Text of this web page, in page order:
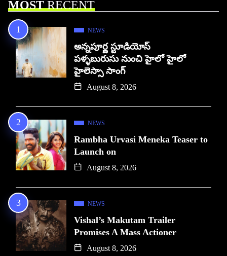
MOSTRECENT
NEWS
అన్నపూర్ణ స్టూడియోస్
పళ్ళబురుసు నుంచి హైలో హైలో
హైలెస్సా సాంగ్
August 8, 2026
NEWS
Rambha Urvasi Meneka Teaser to
Launch on
August 8, 2026
NEWS
Vishal’s Makutam Trailer
Promises A Mass Actioner
August 8, 2026